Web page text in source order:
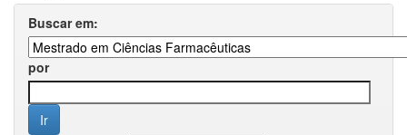
Buscar em:
por